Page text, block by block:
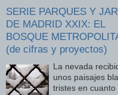
SERIE PARQUES Y
DE MADRID XXIX: EL
BOSQUE
(de cifras y proyectos)
La nevada
unos paisajes
tristes en cuanto